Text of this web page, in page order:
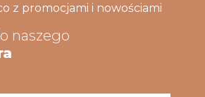
z promocjami i nowościami
naszego